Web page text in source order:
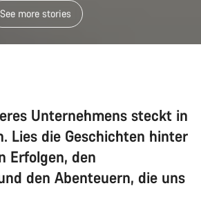
See more stories
Unternehmens steckt in
Lies die Geschichten hinter
Erfolgen, den
den Abenteuern, die uns